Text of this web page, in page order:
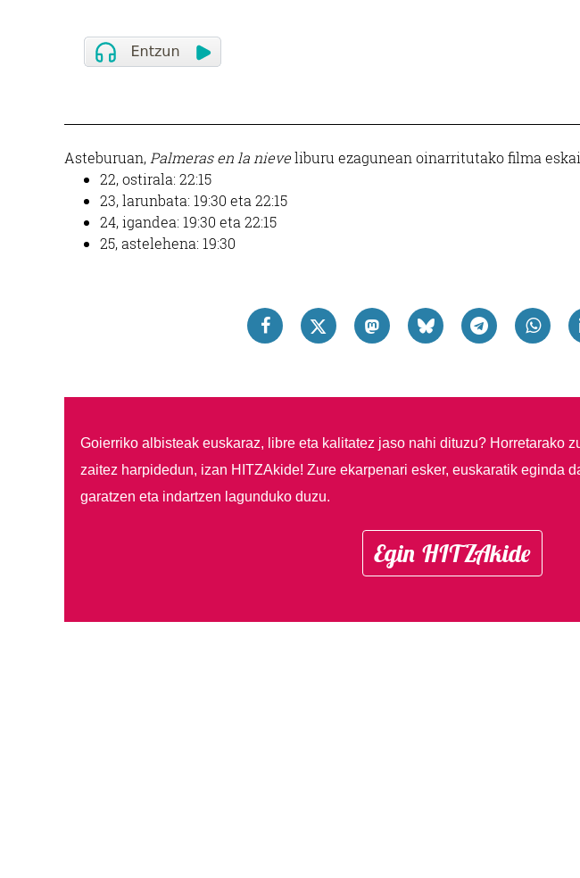
Asteburuan, Palmeras en la nieveliburu ezagunean oinarritutako filma
22, ostirala: 22:15
23, larunbata: 19:30 eta 22:15
24, igandea: 19:30 eta 22:15
25, astelehena: 19:30
Goierriko albisteak euskaraz, libre eta kalitatez jaso nahi dituzu? Horretarako
zaitez harpidedun, izan HITZAkide! Zure ekarpenari esker, euskaratik eginda
garatzen eta indartzen lagunduko duzu.
Egin HITZAkide